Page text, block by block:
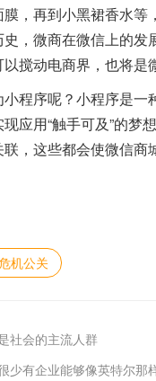
，再到小黑裙香水等
史，微商在微信上的
搅动电商界，也将是
序呢？小程序是一种
现应用“触手可及”的
联，这些都会使微信
机公关
社会的主流人群
少有企业能够像英特尔那